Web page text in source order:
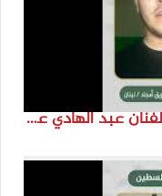
انتماء2021: موال لعيون فلسطين، الفنان عبد الهادي عنيسي – فريق أمجاد، لبنان